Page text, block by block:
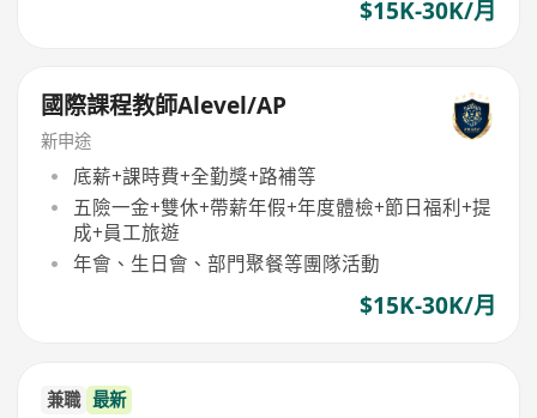
$15K-30K/月
國際課程教師Alevel/AP
新申途
底薪+課時費+全勤獎+路補等
五險一金+雙休+帶薪年假+年度體檢+節日福利+提
成+員工旅遊
年會、生日會、部門聚餐等團隊活動
$15K-30K/月
兼職 最新